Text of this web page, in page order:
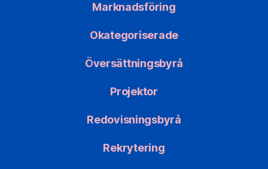
Marknadsföring
Okategoriserade
Översättningsbyrå
Projektor
Redovisningsbyrå
Rekrytering